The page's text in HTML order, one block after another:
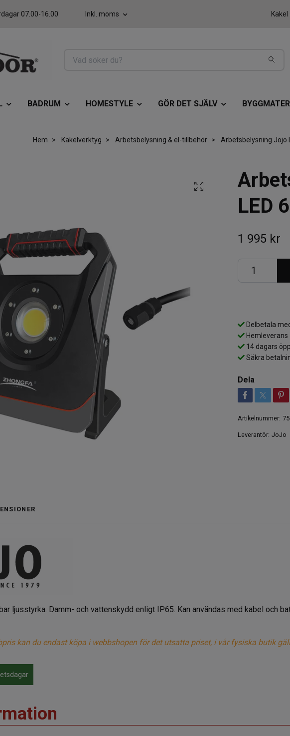
07.00-16.00 Inkl. moms
BADRUM HOMESTYLE GÖR DET SJÄLV
Hem Kakelverktyg Arbetsbelysning & el-tillbehör Arbetsbelysning Jojo
LED
1 995 kr
Delbetala
Hemleverans
14 dagars
Säkra
Dela
Artikelnummer:
Leverantör: JoJo
ljusstyrka. Damm- och vattenskydd enligt IP65. Kan användas med kabel och
kan du endast köpa i webbshopen för det utsatta priset, i vår fysiska butik